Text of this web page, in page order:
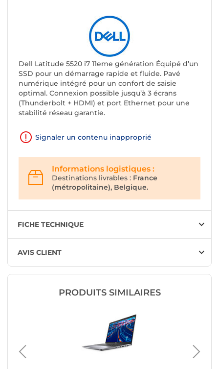
Dell Latitude 5520 i7 11eme génération Équipé d’un
SSD pour un démarrage rapide et fluide. Pavé
numérique intégré pour un confort de saisie
optimal. Connexion possible jusqu’à 3 écrans
(Thunderbolt + HDMI) et port Ethernet pour une
stabilité réseau garantie.
Signaler un contenu inapproprié
Informations logistiques :
Destinations livrables : France
(métropolitaine), Belgique.
FICHE TECHNIQUE
AVIS CLIENT
PRODUITS SIMILAIRES